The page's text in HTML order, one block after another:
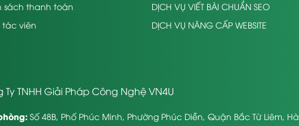
sách thanh toán
tác viên
DỊCH VỤ VIẾT BÀI CHUẨN SEO
DỊCH VỤ NÂNG CẤP WEBSITE
Ty TNHH Giải Pháp Công Nghệ VN4U
Số 48B, Phố Phúc Minh, Phường Phúc Diễn, Quận Bắc Từ Liêm, Hà